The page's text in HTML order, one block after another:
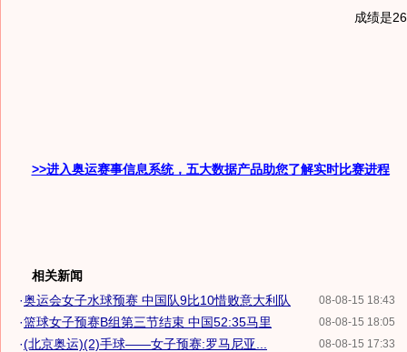
成绩是
>>进入奥运赛事信息系统，五大数据产品助您了解实时比赛进程
相关新闻
08-08-15 18:43
·奥运会女子水球预赛 中国队9比10惜败意大利队
08-08-15 18:05
·篮球女子预赛B组第三节结束 中国52:35马里
08-08-15 17:33
·(北京奥运)(2)手球——女子预赛:罗马尼亚...